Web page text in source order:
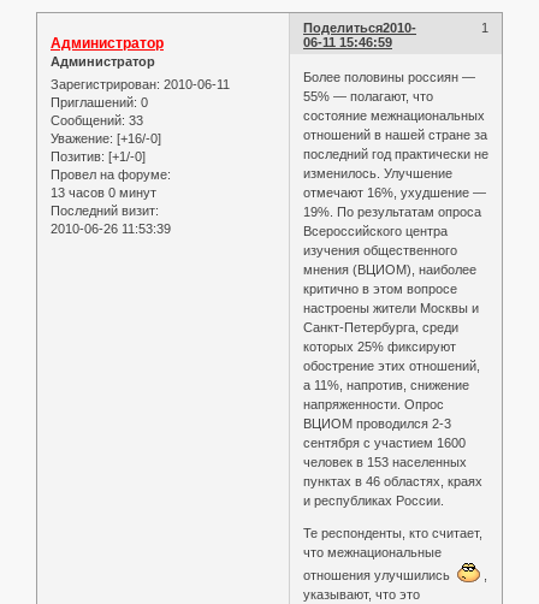
Поделиться 1
2010-
06-11 15:46:59
Администратор
Администратор
Зарегистрирован: 2010-06-11
Приглашений: 0
Сообщений: 33
Уважение: [+16/-0]
Позитив: [+1/-0]
Провел на форуме:
13 часов 0 минут
Последний визит:
2010-06-26 11:53:39
Более половины россиян —
55% — полагают, что
состояние межнациональных
отношений в нашей стране за
последний год практически не
изменилось. Улучшение
отмечают 16%, ухудшение —
19%. По результатам опроса
Всероссийского центра
изучения общественного
мнения (ВЦИОМ), наиболее
критично в этом вопросе
настроены жители Москвы и
Санкт-Петербурга, среди
которых 25% фиксируют
обострение этих отношений,
а 11%, напротив, снижение
напряженности. Опрос
ВЦИОМ проводился 2-3
сентября с участием 1600
человек в 153 населенных
пунктах в 46 областях, краях
и республиках России.
Те респонденты, кто считает,
что межнациональные
отношения улучшились
указывают, что это